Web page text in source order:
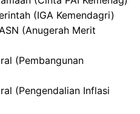
(IGA Kemendagri)
(Anugerah Merit
(Pembangunan
(Pengendalian Inflasi